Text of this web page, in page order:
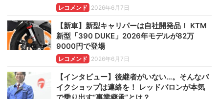
レコメンド 2026年6月7日
【新車】新型キャリパーは自社開発品！ KTM
新型「390 DUKE」2026年モデルが82万
9000円で登場
レコメンド 2026年6月7日
【インタビュー】後継者がいない…。そんなバ
イクショップは連絡を！ レッドバロンが本気
で乗り出す“事業継承”とは？